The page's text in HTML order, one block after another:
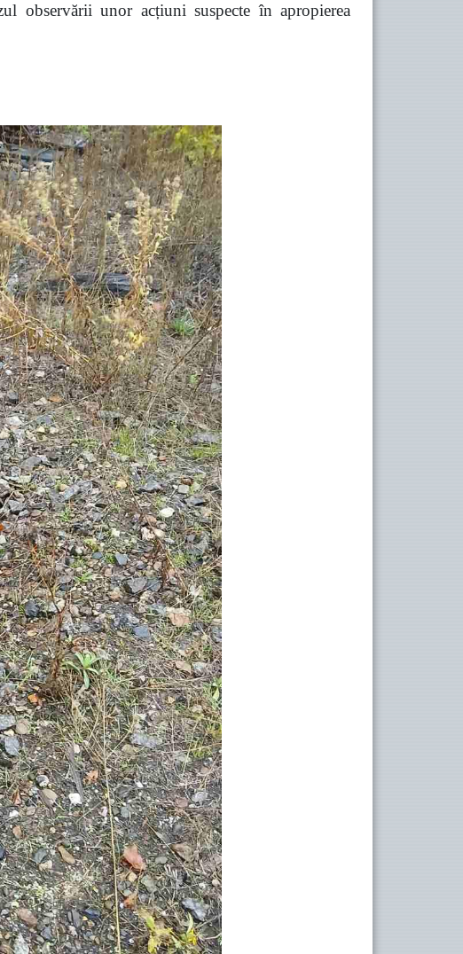
observării unor acțiuni suspecte în apropierea